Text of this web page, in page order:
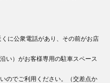
に公衆電話があり、その前がお店
い）がお客様専用の駐車スペース
のでご利用ください。（交差点か